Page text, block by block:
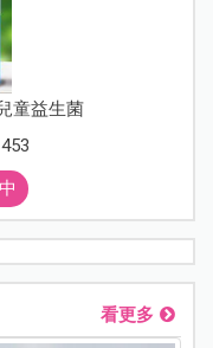
童益生菌
看更多